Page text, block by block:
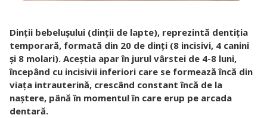
Dinţii bebeluşului (dinţii de lapte), reprezintă dentiţia
temporară, formată din 20 de dinţi (8 incisivi, 4 canini
şi 8 molari). Aceştia apar în jurul vârstei de 4-8 luni,
începând cu incisivii inferiori care se formează încă din
viaţa intrauterină, crescând constant încă de la
naştere, până în momentul în care erup pe arcada
dentară.